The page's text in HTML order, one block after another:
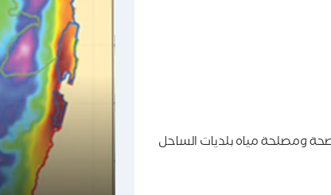
ومصلحة مياه بلديات الساحل